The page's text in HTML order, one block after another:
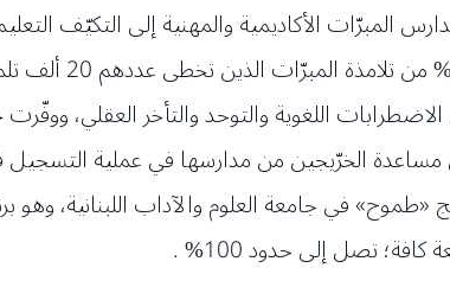
المبرّات الأكاديمية والمهنية إلى التكيّف
اللغوية والتوحد والتأخر العقلي،
مساعدة الخرّيجين من مدارسها في عملية
«طموح» في جامعة العلوم والآداب اللبنانية،
تصل إلى حدود 100% .